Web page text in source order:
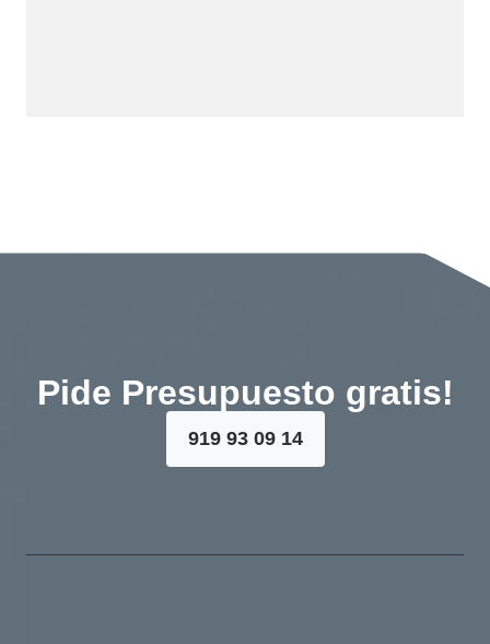
Pide Presupuesto gratis!
919 93 09 14